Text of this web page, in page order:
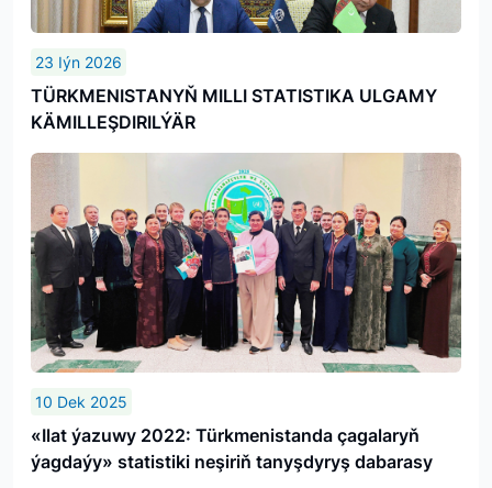
23 Iýn 2026
TÜRKMENISTANYŇ MILLI STATISTIKA ULGAMY
KÄMILLEŞDIRILÝÄR
10 Dek 2025
«Ilat ýazuwy 2022: Türkmenistanda çagalaryň
ýagdaýy» statistiki neşiriň tanyşdyryş dabarasy